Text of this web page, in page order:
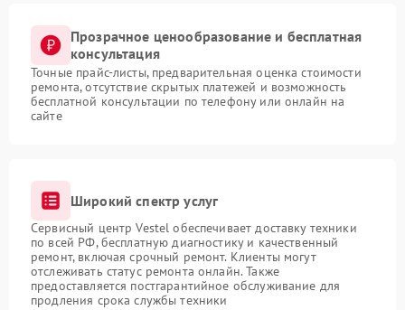
Прозрачное ценообразование и бесплатная
консультация
Точные прайс-листы, предварительная оценка стоимости
ремонта, отсутствие скрытых платежей и возможность
бесплатной консультации по телефону или онлайн на
сайте
Широкий спектр услуг
Сервисный центр Vestel обеспечивает доставку техники
по всей РФ, бесплатную диагностику и качественный
ремонт, включая срочный ремонт. Клиенты могут
отслеживать статус ремонта онлайн. Также
предоставляется постгарантийное обслуживание для
продления срока службы техники